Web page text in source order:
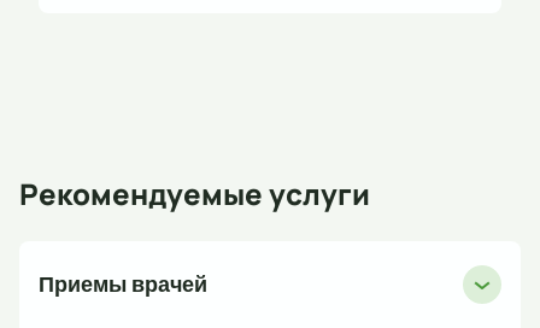
Рекомендуемые услуги
Приемы врачей